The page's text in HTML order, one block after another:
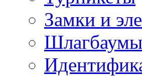
Замки и
Шлагбаумы